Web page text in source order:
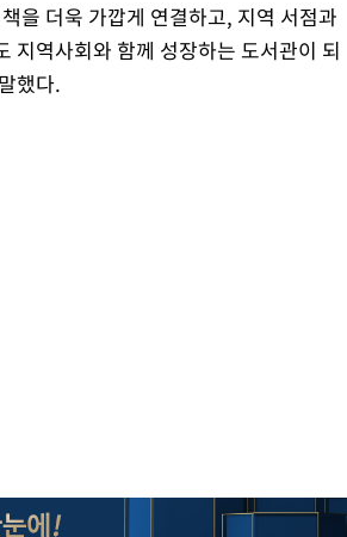
Mute
을 더욱 가깝게 연결하고, 지역 서점과
지역사회와 함께 성장하는 도서관이 되
했다.